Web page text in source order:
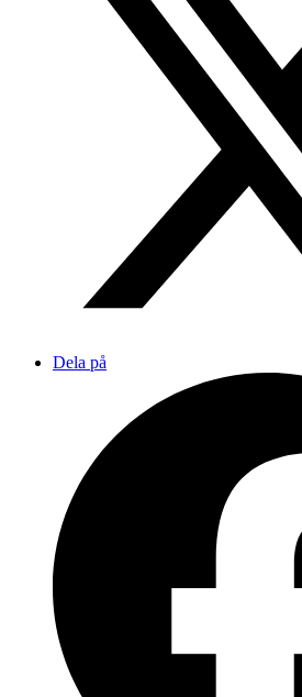
Dela på